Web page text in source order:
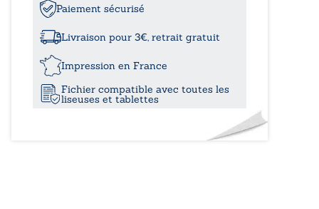
Les
contes
de
grand-
mère
Paiement sécurisé
Livraison pour 3€, retrait gratuit
Impression en France
Fichier compatible avec toutes les
liseuses et tablettes